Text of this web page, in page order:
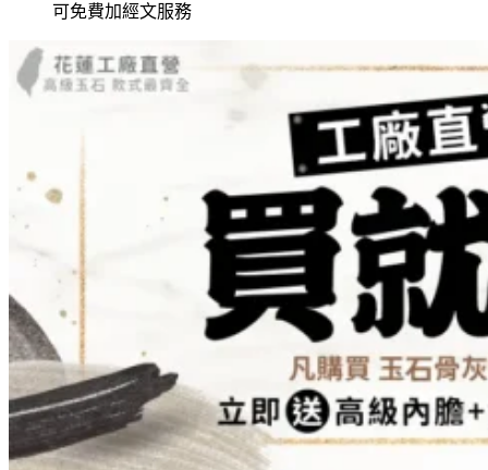
可免費加經文服務